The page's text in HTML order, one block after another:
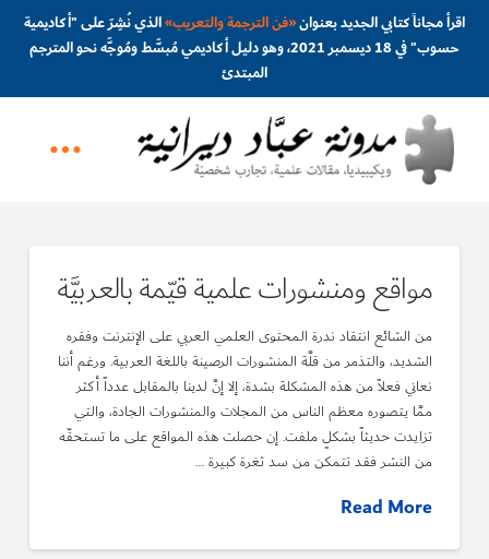
اقرأ مجاناً كتابي الجديد بعنوان«فن الترجمة والتعريب»الذي نُشِرَ على "أكاديمية
حسوب" في 18 ديسمبر 2021، وهو دليل أكاديمي مُبسَّط ومُوجَّه نحو المترجم
المبتدئ
مواقع ومنشورات علمية قيّمة بالعربيَّة
من الشائع انتقاد ندرة المحتوى العلمي العربي على الإنترنت وفقره
الشديد، والتذمر من قلَّة المنشورات الرصينة باللغة العربية. ورغم أننا
نعاني فعلاً من هذه المشكلة بشدة، إلا إنَّ لدينا بالمقابل عدداً أكثر
ممَّا يتصوره معظم الناس من المجلات والمنشورات الجادة، والتي
تزايدت حديثاً بشكلٍ ملفت. إن حصلت هذه المواقع على ما تستحقّه
من النشر فقد تتمكن من سد ثغرة كبيرة …
Read More